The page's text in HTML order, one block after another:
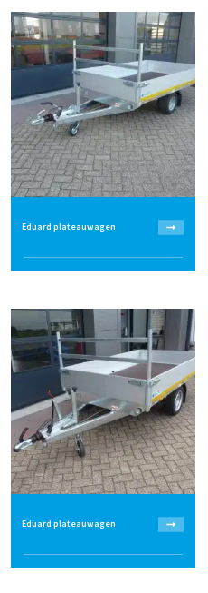
Eduard plateauwagen
Eduard plateauwagen